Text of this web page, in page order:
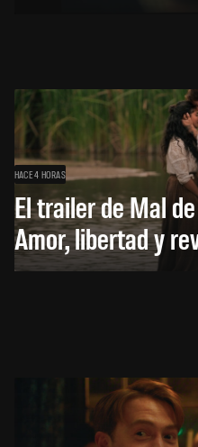
HACE 4 HORAS
El trailer de Mal
Amor, libertad y